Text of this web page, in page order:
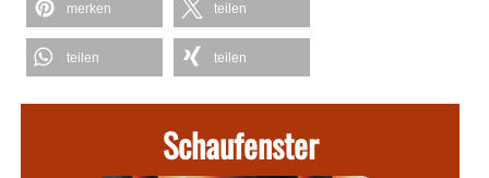
merken teilen
teilen teilen
Schaufenster